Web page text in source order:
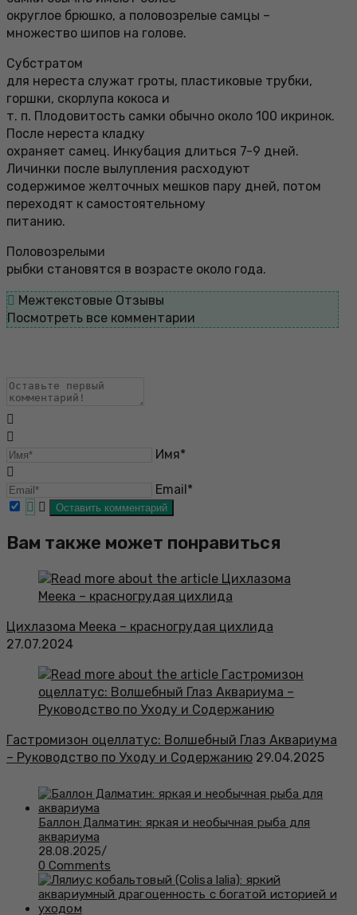
округлое брюшко, а половозрелые самцы –
множество шипов на голове.
Субстратом
для нереста служат гроты, пластиковые трубки,
горшки, скорлупа кокоса и
т. п. Плодовитость самки обычно около 100 икринок.
После нереста кладку
охраняет самец. Инкубация длиться 7-9 дней.
Личинки после вылупления расходуют
содержимое желточных мешков пару дней, потом
переходят к самостоятельному
питанию.
Половозрелыми
рыбки становятся в возрасте около года.
Межтекстовые Отзывы
Посмотреть все комментарии
Имя*
Email*
Вам также может понравиться
Цихлазома Меека – красногрудая цихлида
27.07.2024
Гастромизон оцеллатус: Волшебный Глаз Аквариума
– Руководство по Уходу и Содержанию 29.04.2025
Баллон Далматин: яркая и необычная рыба для
аквариума
28.08.2025/
0 Comments